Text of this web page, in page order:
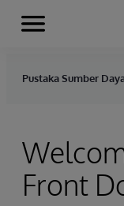
Skip to content
Menu
Pustaka Sumber
Front